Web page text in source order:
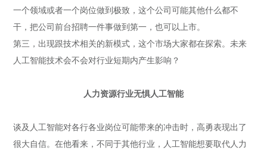
一个领域或者一个岗位做到极致，这个公司可能其他什么都不
干，把公司前台招聘一件事做到第一，也可以上市。
第三，出现跟技术相关的新模式，这个市场大家都在探索。未来
人工智能技术会不会对行业短期内产生影响？
人力资源行业无惧人工智能
谈及人工智能对各行各业岗位可能带来的冲击时，高勇表现出了
很大自信。在他看来，不同于其他行业，人工智能想要取代人力